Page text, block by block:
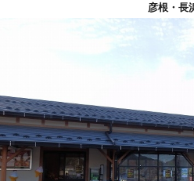
彦根・長